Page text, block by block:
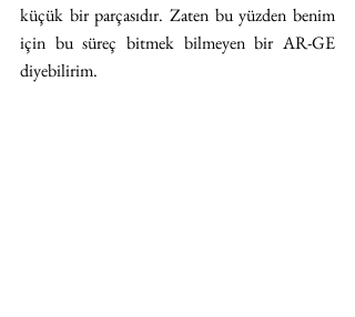
küçük bir parçasıdır. Zaten bu yüzden benim
için bu süreç bitmek bilmeyen bir AR-GE
diyebilirim.